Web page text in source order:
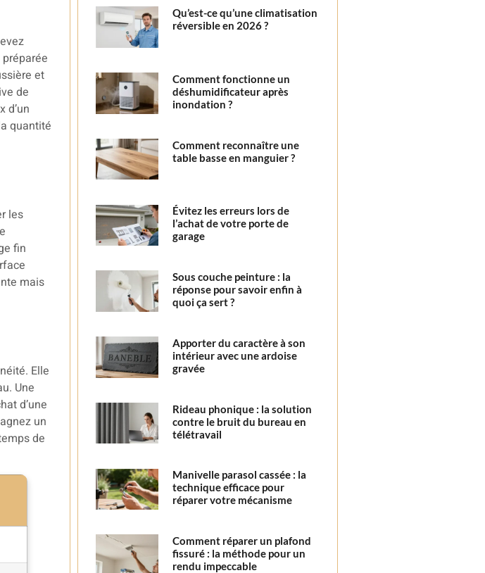
et
de
d’un
quantité
les
fin
mais
Elle
Une
d’une
un
de
Qu’est-ce qu’une climatisation
réversible en 2026 ?
Comment fonctionne un
déshumidificateur après
inondation ?
Comment reconnaître une
table basse en manguier ?
Évitez les erreurs lors de
l’achat de votre porte de
garage
Sous couche peinture : la
réponse pour savoir enfin à
quoi ça sert ?
Apporter du caractère à son
intérieur avec une ardoise
gravée
Rideau phonique : la solution
contre le bruit du bureau en
télétravail
Manivelle parasol cassée : la
technique efficace pour
réparer votre mécanisme
Comment réparer un plafond
fissuré : la méthode pour un
rendu impeccable